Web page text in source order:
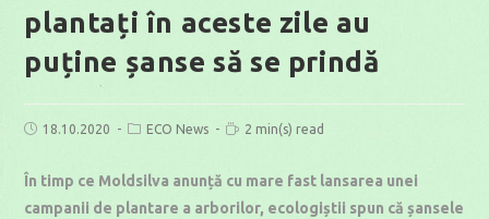
plantați în aceste zile au
puține șanse să se prindă
Post18.10.2020
PostECO News
Reading
2 min(s) read
În timp ce Moldsilva anunță cu mare fast lansarea unei
campanii de plantare a arborilor, ecologiștii spun că șansele